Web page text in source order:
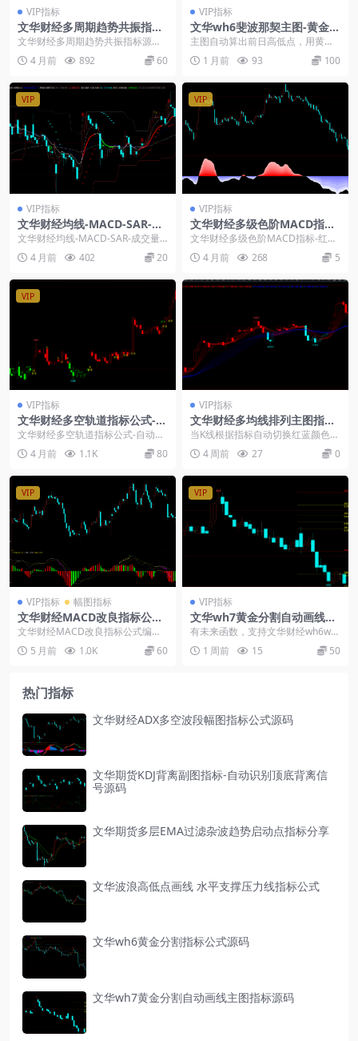
VIP指标
文华财经多周期趋势共振指标
源码-波段顶底
文华财经多周期趋势共振指标源码-
波段顶底： 本指标是一套多维度趋
势综合研判工具，...
4 月前 892 60
VIP指标
文华wh6斐波那契主图-黄金分
割支撑压力画线
主图自动算出前日高低点，用黄金
分割比例画好支撑阻力线。绿线压
力、红线支撑、黄线中...
1 月前 93 100
VIP
VIP指标
文华财经均线-MACD-SAR-成
交量波段指标-多空平仓信号
文华财经均线-MACD-SAR-成交量
波段指标-多空平仓信号 本指标整合
多周期均...
4 月前 402 20
VIP
VIP指标
文华财经多级色阶MACD指标-
红蓝分层强弱监测
文华财经多级色阶MACD指标-红蓝
分层强弱监测： 这个指标其实就是
把常见的MAC...
4 月前 268 5
VIP
VIP指标
文华财经多空轨道指标公式-自
动画线支撑压力
文华财经多空轨道指标公式-自动画
线支撑压力 在分析的方法中，最头
疼的就是画支撑压...
4 月前 1.1K 80
VIP指标
文华财经多均线排列主图指标
公式源码
当K线根据指标自动切换红蓝颜色，
说明当前处于不同的强弱区域。配
合多周期均线组的聚...
4 周前 27 0
VIP
VIP指标 幅图指标
文华财经MACD改良指标公式
编写-神奇九转高低判定技巧
文华财经MACD改良指标公式编写-
神奇九转高低判定技巧： macd优
化版：在传统...
5 月前 1.0K 60
VIP
VIP指标
文华wh7黄金分割自动画线主
图指标源码
有未来函数，支持文华财经wh6wh
7电脑端，下载附件xtrd的指标文
件，导入即可...
1 周前 15 50
热门指标
文华财经ADX多空波段幅图指标公式源码
文华期货KDJ背离副图指标-自动识别顶底背离信
号源码
文华期货多层EMA过滤杂波趋势启动点指标分享
文华波浪高低点画线 水平支撑压力线指标公式
文华wh6黄金分割指标公式源码
文华wh7黄金分割自动画线主图指标源码